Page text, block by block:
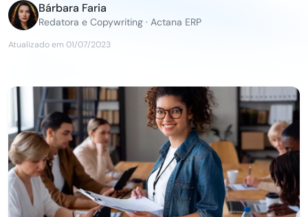
Bárbara Faria
Redatora e Copywriting · Actana ERP
Atualizado em 01/07/2023